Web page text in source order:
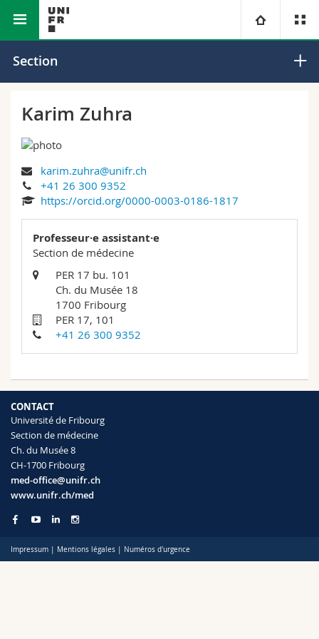
Université
Campus
Recherche
Formation continue
Droit
Lettres et sciences humaines
Sciences de l'éducation et de la formation
Sciences et médecine
Vous êtes
Futurs étudiants
Médias
Chercheurs
Collaborateurs
Ressources
Plan d'accès
Bibliothèques
Webmail
MyUnifr
Faculté des sciences et de médecine Section de médecine
Section
Karim Zuhra
karim.zuhra@unifr.ch
+41 26 300 9352
https://orcid.org/0000-0003-0186-1817
Professeur·e assistant·e
Section de médecine
PER 17 bu. 101
Ch. du Musée 18
1700 Fribourg
PER 17, 101
+41 26 300 9352
CONTACT
Université de Fribourg
Section de médecine
Ch. du Musée 8
CH-1700 Fribourg
med-office@unifr.ch
www.unifr.ch/med
Impressum | Mentions légales | Numéros d'urgence